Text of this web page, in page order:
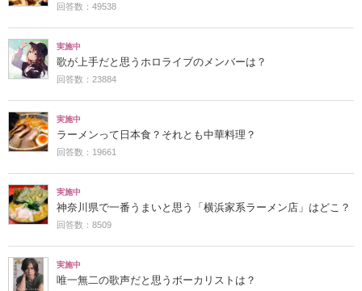
回答数：49538
実施中
歌が上手だと思うホロライブのメンバーは？
回答数：23884
実施中
ラーメンって日本食？それとも中華料理？
回答数：19661
実施中
神奈川県で一番うまいと思う「横浜家系ラーメン店」はどこ？
回答数：8509
実施中
唯一無二の歌声だと思うボーカリストは？